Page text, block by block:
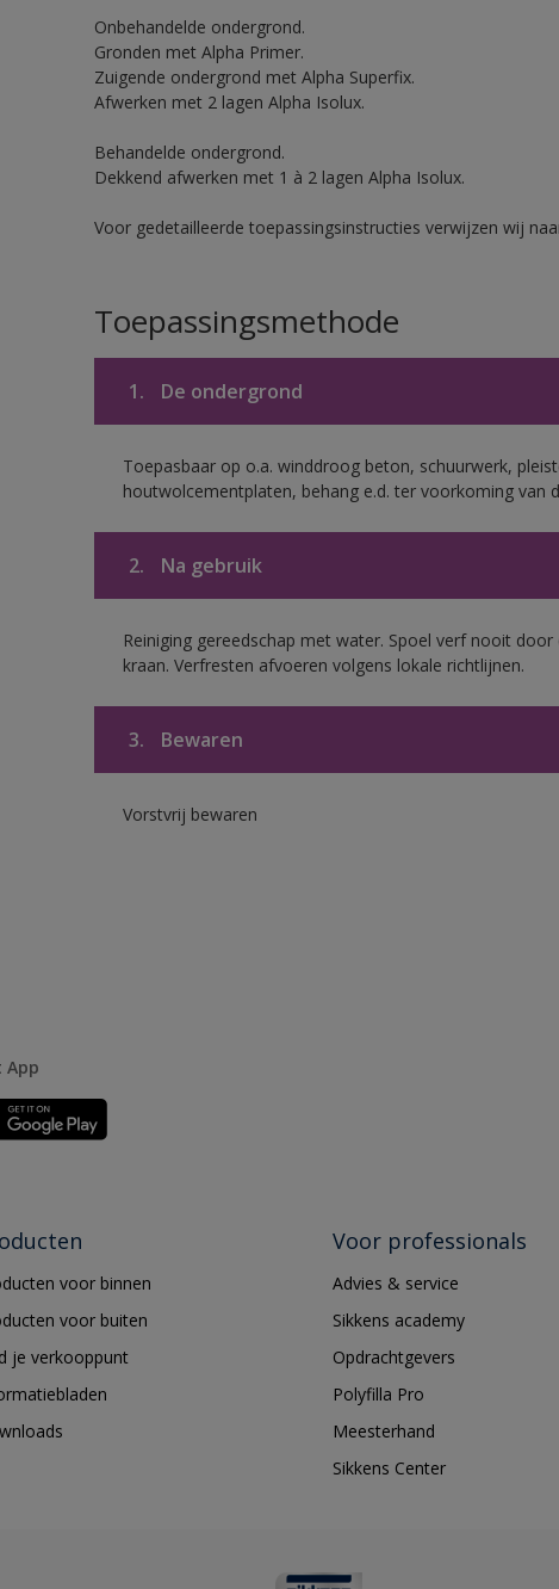
Onbehandelde ondergrond.
Gronden met Alpha Primer.
Zuigende ondergrond met Alpha Superfix.
Afwerken met 2 lagen Alpha Isolux.
Behandelde ondergrond.
Dekkend afwerken met 1 à 2 lagen Alpha Isolux.
Voor gedetailleerde toepassingsinstructies verwijzen wij
Toepassingsmethode
1. De ondergrond
Toepasbaar op o.a. winddroog beton, schuurwerk,
houtwolcementplaten, behang e.d. ter voorkoming van
2. Na gebruik
Reiniging gereedschap met water. Spoel verf nooit
kraan. Verfresten afvoeren volgens lokale richtlijnen.
3. Bewaren
Vorstvrij bewaren
App
voor binnen
voor buiten
je verkooppunt
Voor professionals
Advies & service
Sikkens academy
Opdrachtgevers
Polyfilla Pro
Meesterhand
Sikkens Center